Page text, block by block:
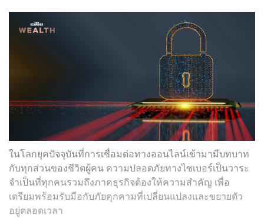
ในโลกยุคปัจจุบันที่การเชื่อมต่อทางออนไลน์เข้ามามีบทบาท
กับทุกส่วนของชีวิตผู้คน ความปลอดภัยทางไซเบอร์เป็นวาระ
จำเป็นที่ทุกคนรวมถึงภาคธุรกิจต้องให้ความสำคัญ เพื่อ
เตรียมพร้อมรับมือกับภัยคุกคามที่เปลี่ยนแปลงและขยายตัว
อยู่ตลอดเวลา